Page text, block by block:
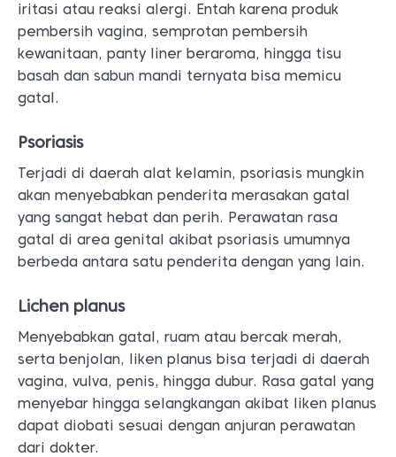
iritasi atau reaksi alergi. Entah karena produk
pembersih vagina, semprotan pembersih
kewanitaan, panty liner beraroma, hingga tisu
basah dan sabun mandi ternyata bisa memicu
gatal.
Psoriasis
Terjadi di daerah alat kelamin, psoriasis mungkin
akan menyebabkan penderita merasakan gatal
yang sangat hebat dan perih. Perawatan rasa
gatal di area genital akibat psoriasis umumnya
berbeda antara satu penderita dengan yang lain.
Lichen planus
Menyebabkan gatal, ruam atau bercak merah,
serta benjolan, liken planus bisa terjadi di daerah
vagina, vulva, penis, hingga dubur. Rasa gatal yang
menyebar hingga selangkangan akibat liken planus
dapat diobati sesuai dengan anjuran perawatan
dari dokter.